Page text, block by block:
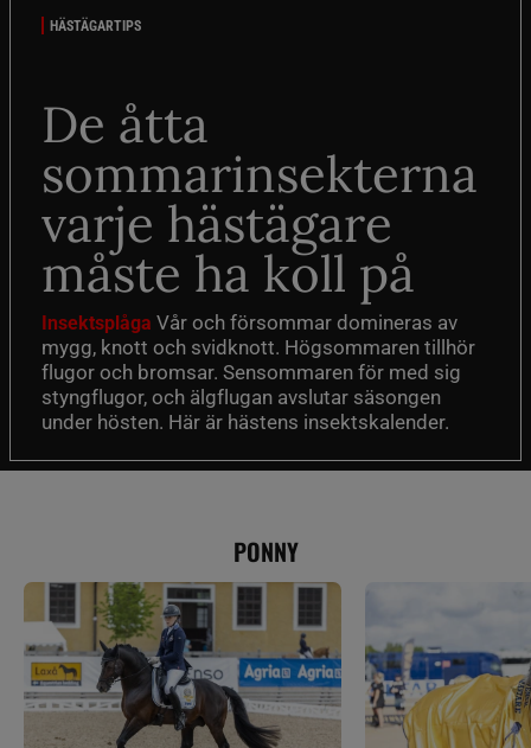
HÄSTÄGARTIPS
De åtta
sommarinsekterna
varje hästägare
måste ha koll på
Insektsplåga Vår och försommar domineras av
mygg, knott och svidknott. Högsommaren tillhör
flugor och bromsar. Sensommaren för med sig
styngflugor, och älgflugan avslutar säsongen
under hösten. Här är hästens insektskalender.
PONNY